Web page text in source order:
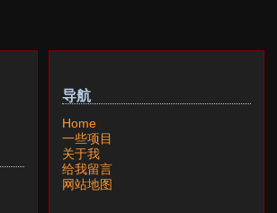
导航
Home
一些项目
关于我
给我留言
网站地图